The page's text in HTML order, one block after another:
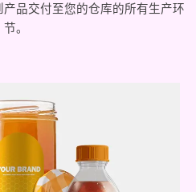
品交付至您的仓库的所有生产环
节。